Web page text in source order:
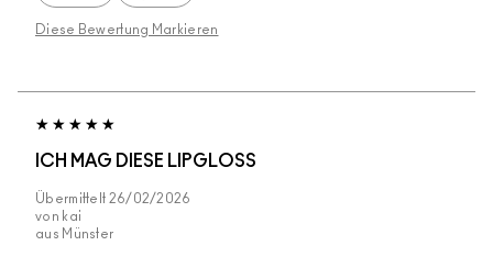
Diese Bewertung Markieren
ICH MAG DIESE LIPGLOSS
Übermittelt 26/02/2026
von kai
aus Münster